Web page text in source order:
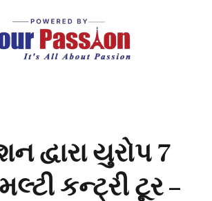
દ્વારા યુરોપ 7
કન્ટ્રી ટૂર –